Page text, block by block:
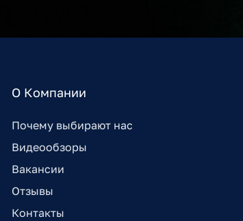
О Компании
Почему выбирают нас
Видеообзоры
Вакансии
Отзывы
Контакты